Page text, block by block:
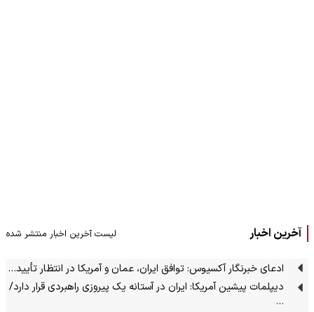
آخرین اخبار لیست آخرین اخبار منتشر شده
ادعای خبرنگار آکسیوس: توافق ایران، عمان و آمریکا در انتظار تأیید…
دیپلمات پیشین آمریکا: ایران در آستانه یک پیروزی راهبردی قرار دارد/
…